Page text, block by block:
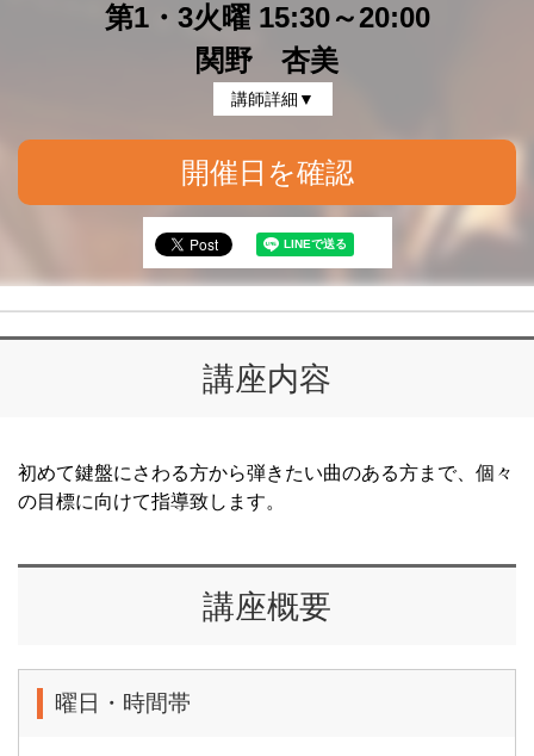
第1・3火曜 15:30～20:00
関野 杏美
講師詳細▼
開催日を確認
講座内容
初めて鍵盤にさわる方から弾きたい曲のある方まで、個々
の目標に向けて指導致します。
講座概要
曜日・時間帯